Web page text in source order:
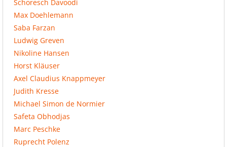
Schoresch Davoodi
Max Doehlemann
Saba Farzan
Ludwig Greven
Nikoline Hansen
Horst Kläuser
Axel Claudius Knappmeyer
Judith Kresse
Michael Simon de Normier
Safeta Obhodjas
Marc Peschke
Ruprecht Polenz